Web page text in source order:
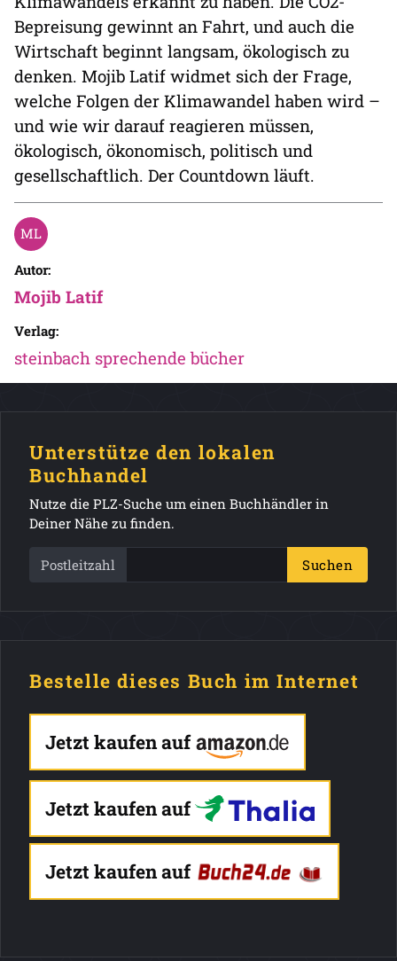
Bepreisung gewinnt an Fahrt, und auch die
Wirtschaft beginnt langsam, ökologisch zu
denken. Mojib Latif widmet sich der Frage,
welche Folgen der Klimawandel haben wird –
und wie wir darauf reagieren müssen,
ökologisch, ökonomisch, politisch und
gesellschaftlich. Der Countdown läuft.
Autor:
Mojib Latif
Verlag:
steinbach sprechende bücher
Unterstütze den lokalen
Buchhandel
Nutze die PLZ-Suche um einen Buchhändler in
Deiner Nähe zu finden.
Postleitzahl Suchen
Bestelle dieses Buch im Internet
Jetzt kaufen auf
Jetzt kaufen auf
Jetzt kaufen auf